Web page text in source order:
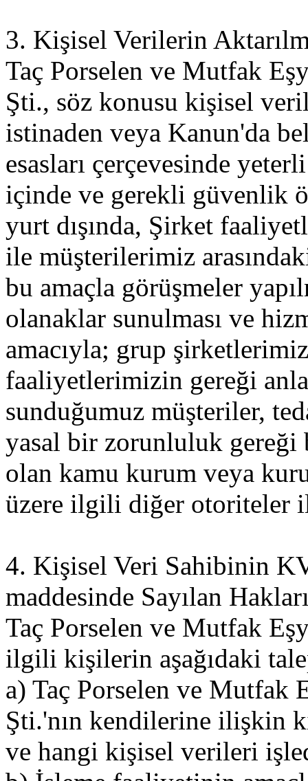
3. Kişisel Verilerin
Taç Porselen ve Mutfak
Şti., söz konusu kişisel
istinaden veya Kanun'da
esasları çerçevesinde
içinde ve gerekli güvenlik
yurt dışında, Şirket
ile müşterilerimiz
bu amaçla görüşmeler
olanaklar sunulması ve
amacıyla; grup
faaliyetlerimizin gereği
sunduğumuz müşteriler,
yasal bir zorunluluk
olan kamu kurum veya
üzere ilgili diğer otoriteler
4. Kişisel Veri Sahibinin
maddesinde Sayılan
Taç Porselen ve Mutfak
ilgili kişilerin aşağıdaki
a) Taç Porselen ve Mutfak
Şti.'nın kendilerine ilişkin
ve hangi kişisel verileri